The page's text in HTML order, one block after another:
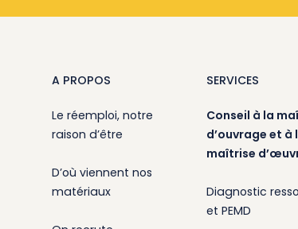
A PROPOS
Le réemploi, notre
raison d’être
D’où viennent nos
matériaux
SERVICES
Conseil à la
d’ouvrage et à
maîtrise
Diagnostic
et PEMD